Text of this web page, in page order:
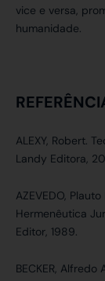
vice e versa,
humanidade.
ALEXY, Robert.
Landy Editora,
AZEVEDO,
Hermenêutica
Editor, 1989.
BECKER,